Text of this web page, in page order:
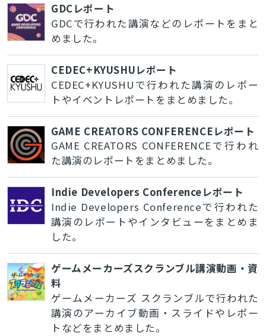
GDCレポート
GDCで行われた講演などのレポートをまと
めました。
CEDEC+KYUSHUレポート
CEDEC+KYUSHUで行われた講演のレポー
トやイベントレポートをまとめました。
GAME CREATORS CONFERENCEレポート
GAME CREATORS CONFERENCEで行われ
た講演のレポートをまとめました。
Indie Developers Conferenceレポート
Indie Developers Conferenceで行われた
講演のレポートやインタビューをまとめま
した。
ゲームメーカーズスクランブル講演動画・資
料
ゲームメーカーズ スクランブルで行われた
講演のアーカイブ動画・スライドやレポー
トなどをまとめました。